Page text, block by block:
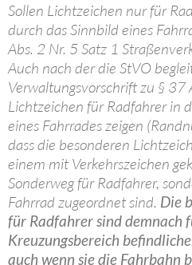
Sollen Lichtzeichen nur für
durch das Sinnbild eines
Abs. 2 Nr. 5 Satz 1
Auch nach der die StVO
Verwaltungsvorschrift zu § 37
Lichtzeichen für Radfahrer in
eines Fahrrades zeigen
dass die besonderen
einem mit Verkehrszeichen
Sonderweg für Radfahrer,
Fahrrad zugeordnet sind. Die
für Radfahrer sind demnach
Kreuzungsbereich
auch wenn sie die Fahrbahn